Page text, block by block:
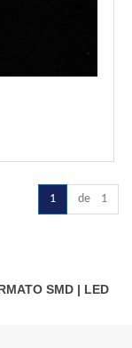
1 de 1
SMD | LED